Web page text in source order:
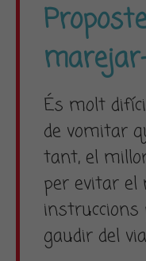
És molt
de vomitar
tant, el
per evitar el
gaudir del